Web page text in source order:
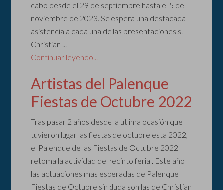
cabo desde el 29 de septiembre hasta el 5 de
noviembre de 2023. Se espera una destacada
asistencia a cada una de las presentaciones.s.
Christian ...
Continuar leyendo...
Artistas del Palenque
Fiestas de Octubre 2022
Tras pasar 2 años desde la utlima ocasión que
tuvieron lugar las fiestas de octubre esta 2022,
el Palenque de las Fiestas de Octubre 2022
retoma la actividad del recinto ferial. Este año
las actuaciones mas esperadas de Palenque
Fiestas de Octubre sin duda son las de Christian